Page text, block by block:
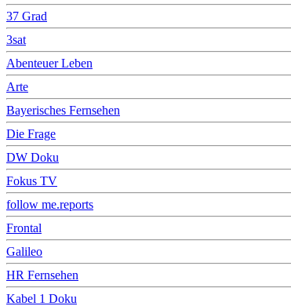
37 Grad
3sat
Abenteuer Leben
Arte
Bayerisches Fernsehen
Die Frage
DW Doku
Fokus TV
follow me.reports
Frontal
Galileo
HR Fernsehen
Kabel 1 Doku